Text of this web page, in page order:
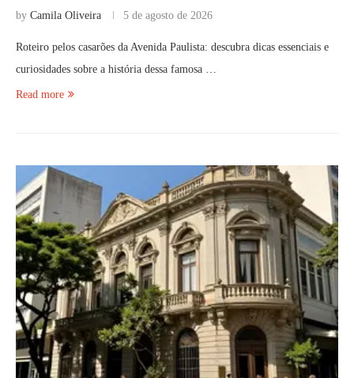
by Camila Oliveira 5 de agosto de 2026
Roteiro pelos casarões da Avenida Paulista: descubra dicas essenciais e
curiosidades sobre a história dessa famosa …
Read more